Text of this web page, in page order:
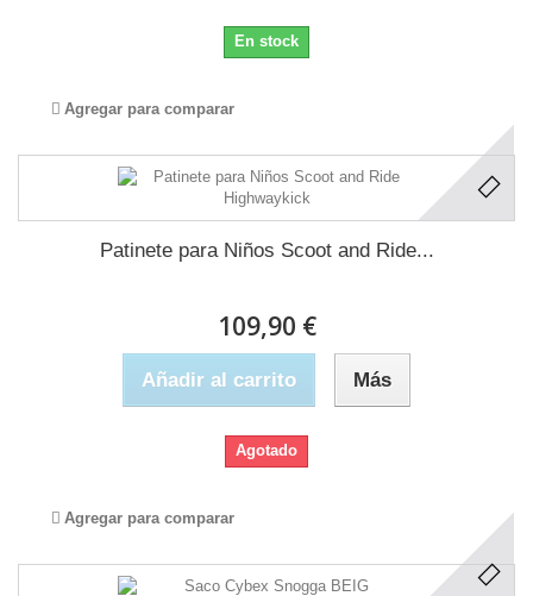
En stock
Agregar para comparar
Patinete para Niños Scoot and Ride...
109,90 €
Añadir al carrito Más
Agotado
Agregar para comparar